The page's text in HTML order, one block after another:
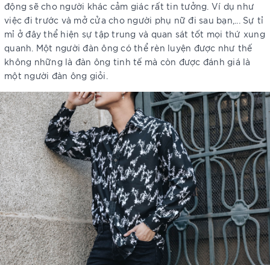
động sẽ cho người khác cảm giác rất tin tưởng. Ví dụ như
việc đi trước và mở cửa cho người phụ nữ đi sau bạn,... Sự tỉ
mỉ ở đây thể hiện sự tập trung và quan sát tốt mọi thứ xung
quanh. Một người đàn ông có thể rèn luyện được như thế
không những là đàn ông tinh tế mà còn được đánh giá là
một người đàn ông giỏi.